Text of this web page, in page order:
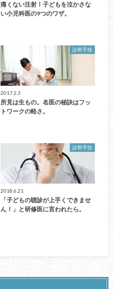
痛くない注射！子どもを泣かさな
い小児科医の9つのワザ。
診察手技
2017.2.3
所見は生もの。名医の秘訣はフッ
トワークの軽さ。
診察手技
2018.6.21
「子どもの聴診が上手くできませ
ん！」と研修医に言われたら。